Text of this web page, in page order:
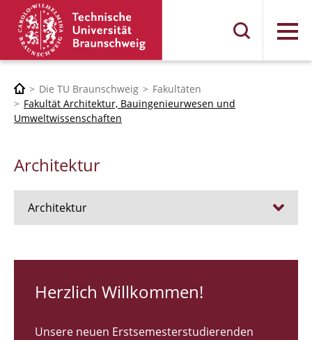
Menü
Die TU Braunschweig
Fakultäten
Fakultät Architektur, Bauingenieurwesen und
Umweltwissenschaften
Architektur
Architektur
RUNDGANG 26
Herzlich Willkommen!
Unsere neuen Erstsemesterstudierenden